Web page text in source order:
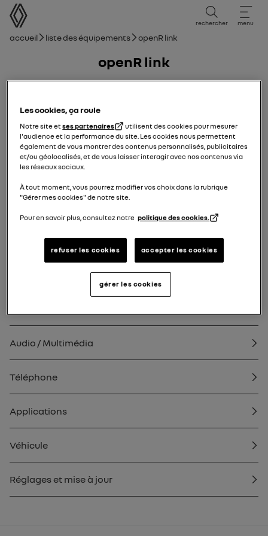
Manuel d'utilisation
rechercher menu
Fil d'ariane
Accueil Liste des équipements openR link
openR link
Manuel guide PDF rechercher
Ajouter aux favoris
Partager
votre notice
Précautions d’utilisation
Audio / Multimédia
Téléphone
Applications
Véhicule
Réglages et mise à jour
Les cookies, ça roule
Notre site etses partenaires
utilisent des cookies pour mesurer
l'audience et la performance du site. Les cookies nous permettent
également de vous montrer des contenus personnalisés, publicitaires
et/ou géolocalisés, et de vous laisser interagir avec nos contenus via
les réseaux sociaux.
À tout moment, vous pourrez modifier vos choix dans la rubrique
"Gérer mes cookies" de notre site.
Pour en savoir plus, consultez notre politique des cookies.
refuser les cookies accepter les cookies
gérer les cookies